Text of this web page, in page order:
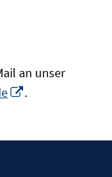
an unser
öffnen
.